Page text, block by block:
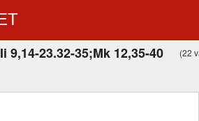
9,14-23.32-35;Mk 12,35-40 (22